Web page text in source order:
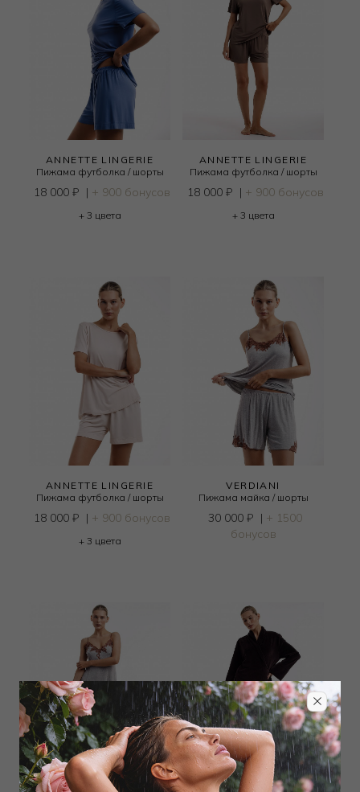
ANNETTE LINGERIE
Пижама футболка / шорты
18 000 ₽ | + 900 бонусов
+ 3 цвета
ANNETTE LINGERIE
Пижама футболка / шорты
18 000 ₽ | + 900 бонусов
+ 3 цвета
ANNETTE LINGERIE
Пижама футболка / шорты
18 000 ₽ | + 900 бонусов
+ 3 цвета
VERDIANI
Пижама майка / шорты
30 000 ₽ | + 1500
бонусов